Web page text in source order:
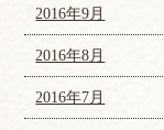
2016年9月
2016年8月
2016年7月